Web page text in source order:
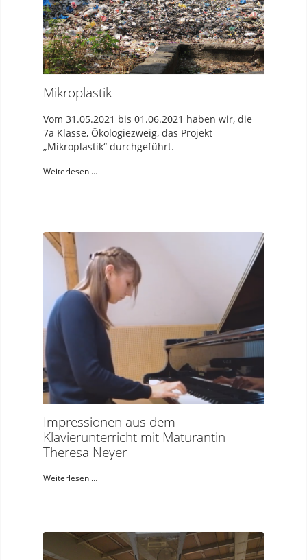
Mikroplastik
Vom 31.05.2021 bis 01.06.2021 haben wir, die
7a Klasse, Ökologiezweig, das Projekt
„Mikroplastik“ durchgeführt.
Weiterlesen …
Impressionen aus dem
Klavierunterricht mit Maturantin
Theresa Neyer
Weiterlesen …